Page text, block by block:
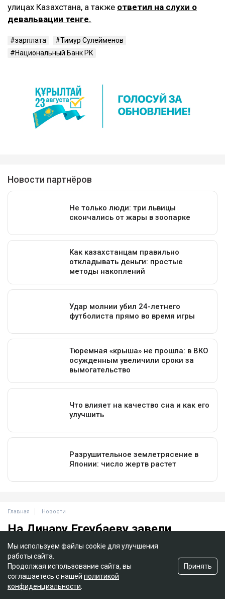
улицах Казахстана, а также ответил на слухи о
девальвации тенге.
зарплата
Тимур Сулейменов
Национальный Банк РК
Главная Новости
На Динару Егеубаеву завели
уголовное дело после ДТП
Курманов Байтас 05.08.2026, 12:46
Мы используем файлы cookie для улучшения
работы сайта.
Продолжая использование сайта, вы
соглашаетесь с нашей политикой
конфиденциальности
Принять